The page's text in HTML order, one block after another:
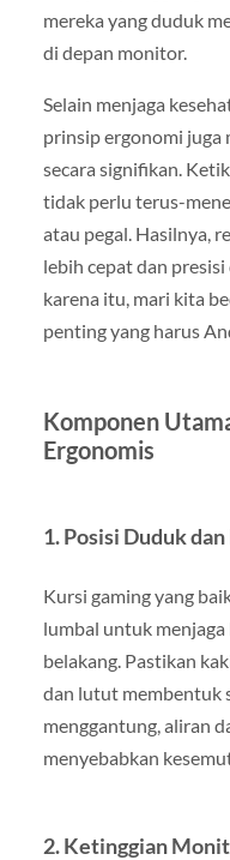
mereka yang duduk
di depan monitor.
Selain menjaga
prinsip ergonomi juga
secara signifikan.
tidak perlu terus-
atau pegal. Hasilnya,
lebih cepat dan
karena itu, mari kita
penting yang harus
Komponen
Ergonomis
1. Posisi Duduk
Kursi gaming yang
lumbal untuk
belakang. Pastikan
dan lutut membentuk
menggantung, aliran
menyebabkan
2. Ketinggian